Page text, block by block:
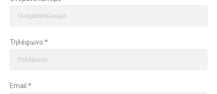
Τηλέφωνο *
Email *